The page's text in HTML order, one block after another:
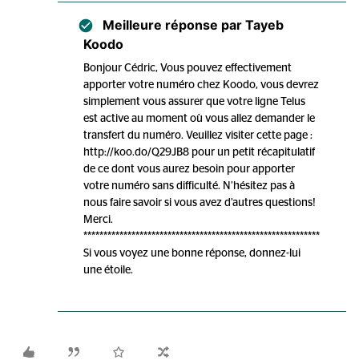
Meilleure réponse par Tayeb
Koodo
Bonjour Cédric, Vous pouvez effectivement
apporter votre numéro chez Koodo, vous devrez
simplement vous assurer que votre ligne Telus
est active au moment où vous allez demander le
transfert du numéro. Veuillez visiter cette page :
http://koo.do/Q29JB8 pour un petit récapitulatif
de ce dont vous aurez besoin pour apporter
votre numéro sans difficulté. N’hésitez pas à
nous faire savoir si vous avez d’autres questions!
Merci.
***********************************************************
Si vous voyez une bonne réponse, donnez-lui
une étoile.